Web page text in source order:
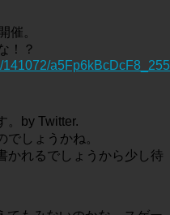
催。
！？
。by Twitter.
でしょうかね。
かれるでしょうから少し待